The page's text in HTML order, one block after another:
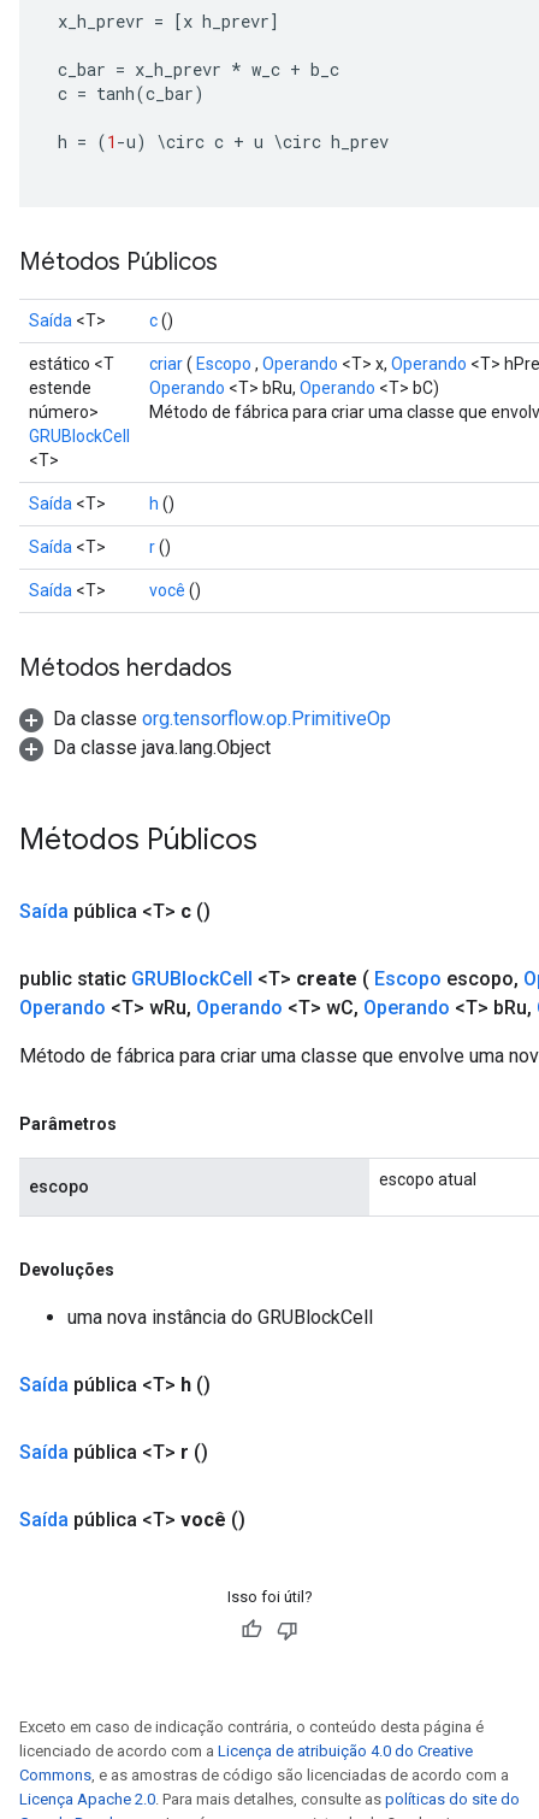
x_h_prevr = [x h_prevr]
c_bar = x_h_prevr * w_c + b_c
c = tanh(c_bar)
h = (1 -u) \circ c + u \circ h_prev
Métodos Públicos
Saída <T> c()
estático <T
estende
número>
GRUBlockCell
<T>
criar( Escopo , Operando <T> x, Operando <T>
Operando <T> bRu, Operando <T> bC)
Método de fábrica para criar uma classe que
Saída <T> h ()
Saída <T> r()
Saída <T> você ()
Métodos herdados
Da classe org.tensorflow.op.PrimitiveOp
Da classe java.lang.Object
Métodos Públicos
Saída pública <T> c ()
public static GRUBlockCell <T> create ( Escopo escopo,
Operando <T> wRu, Operando <T> wC, Operando <T> bRu,
Método de fábrica para criar uma classe que envolve uma
Parâmetros
escopo escopo atual
Devoluções
uma nova instância do GRUBlockCell
Saída pública <T> h ()
Saída pública <T> r ()
Saída pública <T> você ()
Isso foi útil?
Exceto em caso de indicação contrária, o conteúdo desta página é
licenciado de acordo com a Licença de atribuição 4.0 do Creative
Commons, e as amostras de código são licenciadas de acordo com a
Licença Apache 2.0. Para mais detalhes, consulte as políticas do site do